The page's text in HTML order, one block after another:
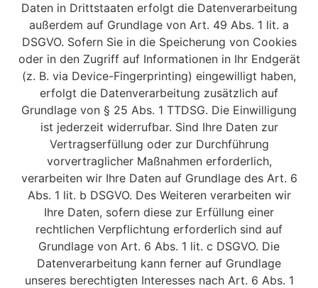
Daten in Drittstaaten erfolgt die Datenverarbeitung
außerdem auf Grundlage von Art. 49 Abs. 1 lit. a
DSGVO. Sofern Sie in die Speicherung von Cookies
oder in den Zugriff auf Informationen in Ihr Endgerät
(z. B. via Device-Fingerprinting) eingewilligt haben,
erfolgt die Datenverarbeitung zusätzlich auf
Grundlage von § 25 Abs. 1 TTDSG. Die Einwilligung
ist jederzeit widerrufbar. Sind Ihre Daten zur
Vertragserfüllung oder zur Durchführung
vorvertraglicher Maßnahmen erforderlich,
verarbeiten wir Ihre Daten auf Grundlage des Art. 6
Abs. 1 lit. b DSGVO. Des Weiteren verarbeiten wir
Ihre Daten, sofern diese zur Erfüllung einer
rechtlichen Verpflichtung erforderlich sind auf
Grundlage von Art. 6 Abs. 1 lit. c DSGVO. Die
Datenverarbeitung kann ferner auf Grundlage
unseres berechtigten Interesses nach Art. 6 Abs. 1